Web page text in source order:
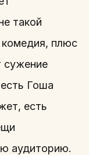
такой
плюс
сужение
Гоша
есть
аудиторию.